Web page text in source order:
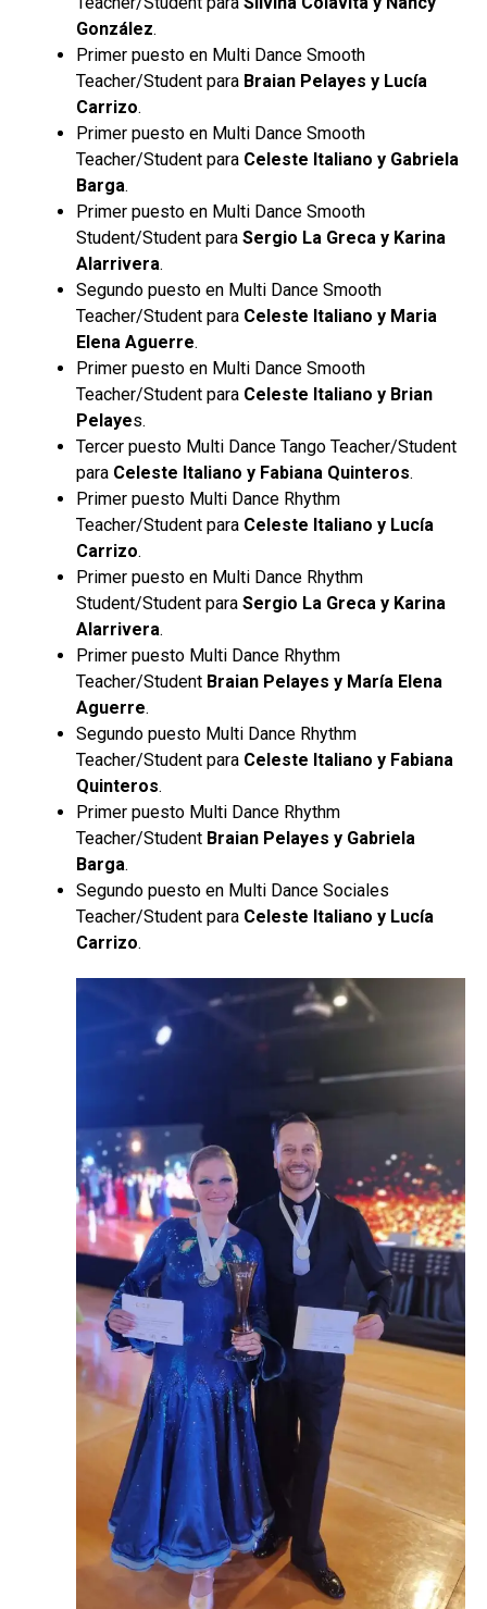
González.
Primer puesto en Multi Dance Smooth
Teacher/Student para Braian Pelayes y Lucía
Carrizo.
Primer puesto en Multi Dance Smooth
Teacher/Student para Celeste Italiano y Gabriela
Barga.
Primer puesto en Multi Dance Smooth
Student/Student para Sergio La Greca y Karina
Alarrivera.
Segundo puesto en Multi Dance Smooth
Teacher/Student para Celeste Italiano y Maria
Elena Aguerre.
Primer puesto en Multi Dance Smooth
Teacher/Student para Celeste Italiano y Brian
Pelayes.
Tercer puesto Multi Dance Tango Teacher/Student
para Celeste Italiano y Fabiana Quinteros.
Primer puesto Multi Dance Rhythm
Teacher/Student para Celeste Italiano y Lucía
Carrizo.
Primer puesto en Multi Dance Rhythm
Student/Student para Sergio La Greca y Karina
Alarrivera.
Primer puesto Multi Dance Rhythm
Teacher/Student Braian Pelayes y María Elena
Aguerre.
Segundo puesto Multi Dance Rhythm
Teacher/Student para Celeste Italiano y Fabiana
Quinteros.
Primer puesto Multi Dance Rhythm
Teacher/Student Braian Pelayes y Gabriela
Barga.
Segundo puesto en Multi Dance Sociales
Teacher/Student para Celeste Italiano y Lucía
Carrizo.